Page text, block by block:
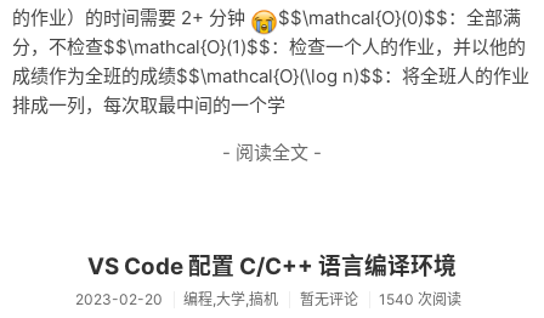
大学
搞机
OI
杂记
的作业）的时间需要 2+ 分钟
$$\mathcal{O}(0)$$：全部满
分，不检查$$\mathcal{O}(1)$$：检查一个人的作业，并以他的
成绩作为全班的成绩$$\mathcal{O}(\log n)$$：将全班人的作业
排成一列，每次取最中间的一个学
- 阅读全文 -
VS Code 配置 C/C++ 语言编译环境
2023-02-20 编程,大学,搞机 暂无评论 1540 次阅读